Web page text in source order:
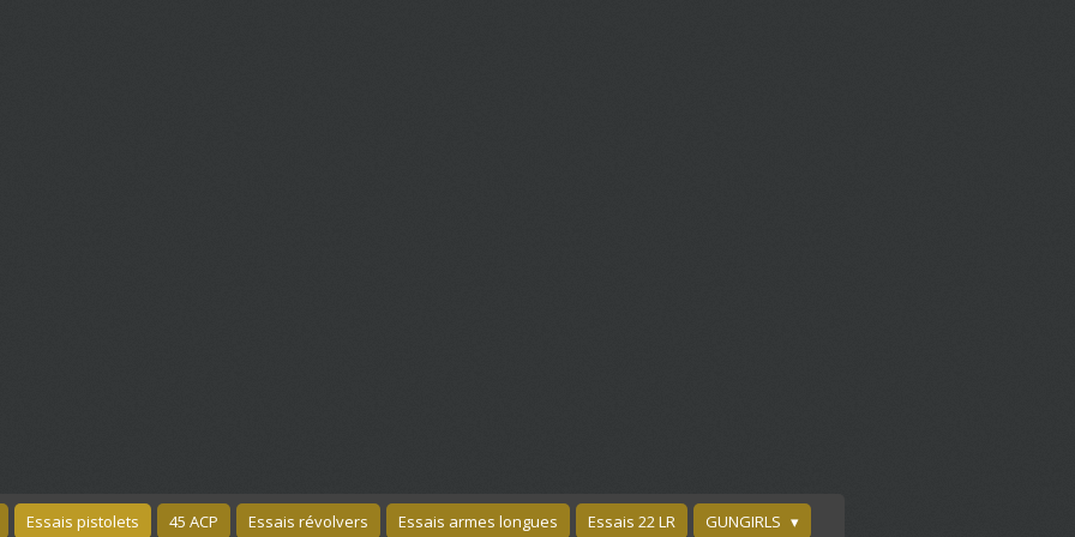
Essais pistolets 45 ACP Essais révolvers Essais armes longues Essais 22 LR
GUNGIRLS